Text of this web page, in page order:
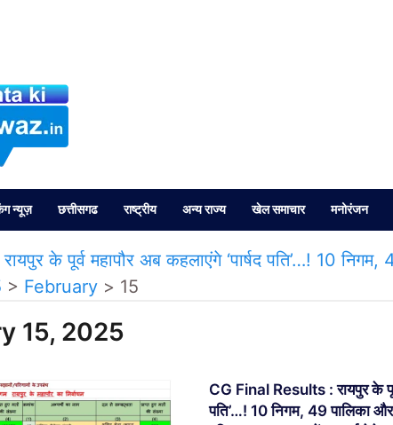
न्यूज़ छत्तीसगढ राष्ट्रीय अन्य राज्य खेल समाचार मनोरंजन
के पूर्व महापौर अब कहलाएंगे ‘पार्षद पति’…! 10
> February > 15
15, 2025
CG Final Results : रायपुर के
पति’…! 10 निगम, 49 पालिका